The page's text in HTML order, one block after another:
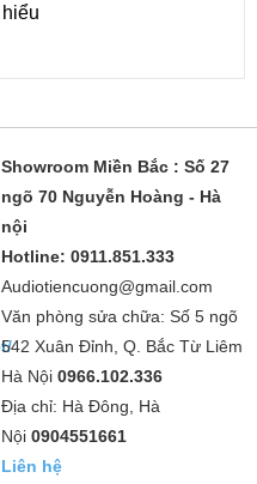
Showroom Miền Bắc : Số 27
ngõ 70 Nguyễn Hoàng - Hà
nội
Hotline: 0911.851.333
Audiotiencuong@gmail.com
Văn phòng sửa chữa: Số 5 ngõ
542 Xuân Đỉnh, Q. Bắc Từ Liêm
Hà Nội 0966.102.336
Địa chỉ: Hà Đông, Hà
Nội 0904551661
Liên hệ